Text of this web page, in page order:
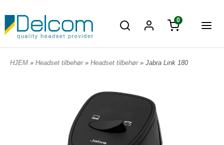
0
HJEM » Headset tilbehør » Headset tilbehør » Jabra Link 180